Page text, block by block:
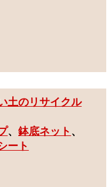
土のリサイクル
、鉢底ネット 、
ート